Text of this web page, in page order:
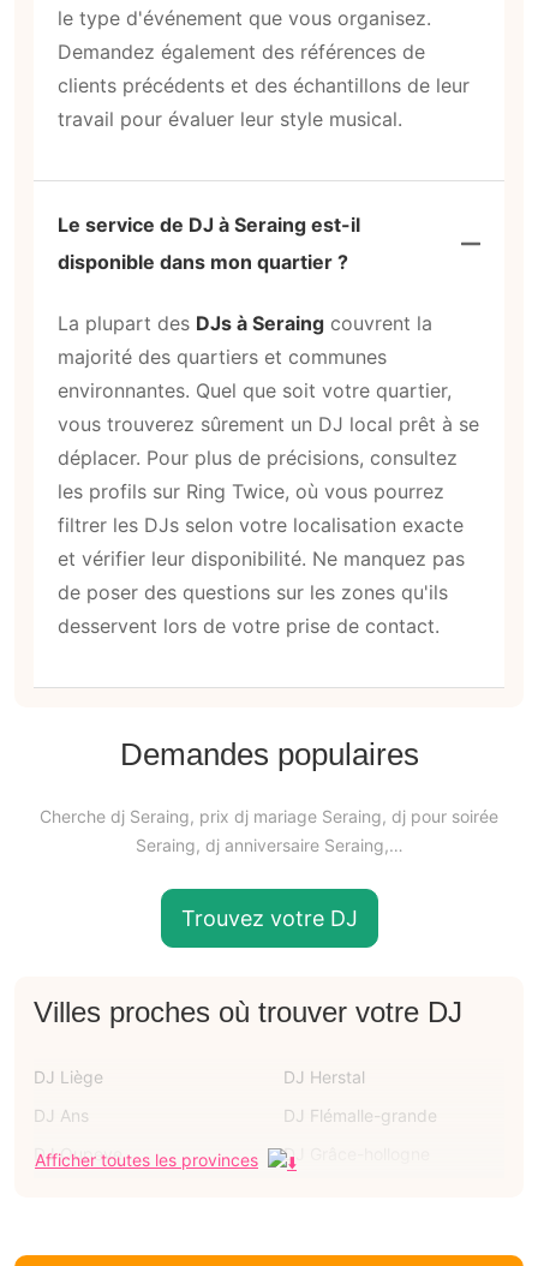
le type d'événement que vous organisez.
Demandez également des références de
clients précédents et des échantillons de leur
travail pour évaluer leur style musical.
Le service de DJ à Seraing est-il
disponible dans mon quartier ?
La plupart des DJs à Seraing couvrent la
majorité des quartiers et communes
environnantes. Quel que soit votre quartier,
vous trouverez sûrement un DJ local prêt à se
déplacer. Pour plus de précisions, consultez
les profils sur Ring Twice, où vous pourrez
filtrer les DJs selon votre localisation exacte
et vérifier leur disponibilité. Ne manquez pas
de poser des questions sur les zones qu'ils
desservent lors de votre prise de contact.
Demandes populaires
Cherche dj Seraing, prix dj mariage Seraing, dj pour soirée
Seraing, dj anniversaire Seraing,…
Trouvez votre DJ
Villes proches où trouver votre DJ
DJ Liège
DJ Herstal
DJ Ans
DJ Flémalle-grande
DJ Oupeye
DJ Grâce-hollogne
Afficher toutes les provinces